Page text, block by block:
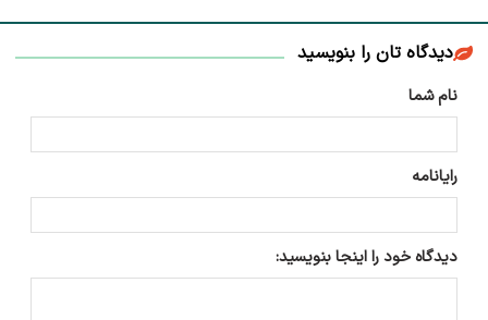
دیدگاه تان را بنویسید
نام شما
رایانامه
دیدگاه خود را اینجا بنویسید: